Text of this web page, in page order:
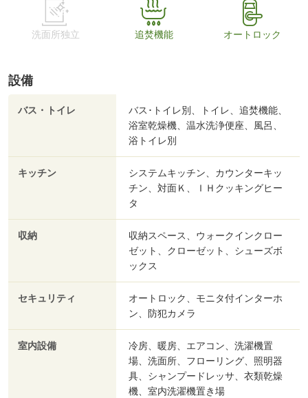
洗面所独立 追焚機能 オートロック
設備
バス・トイレ
バス･トイレ別、トイレ、追焚機能、
浴室乾燥機、温水洗浄便座、風呂、
浴トイレ別
キッチン
システムキッチン、カウンターキッ
チン、対面Ｋ、ＩＨクッキングヒー
タ
収納
収納スペース、ウォークインクロー
ゼット、クローゼット、シューズボ
ックス
セキュリティ
オートロック、モニタ付インターホ
ン、防犯カメラ
室内設備
冷房、暖房、エアコン、洗濯機置
場、洗面所、フローリング、照明器
具、シャンプードレッサ、衣類乾燥
機、室内洗濯機置き場